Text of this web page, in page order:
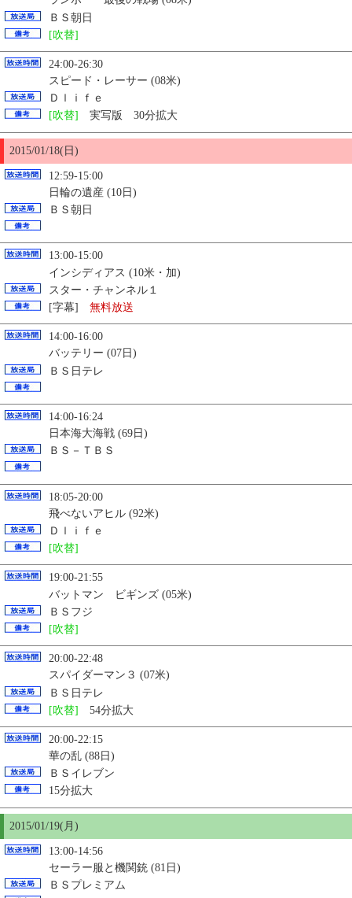
ＢＳ朝日
[吹替]
24:00-26:30
スピード・レーサー (08米)
Ｄｌｉｆｅ
[吹替]
実写版 30分拡大
2015/01/18(日)
12:59-15:00
日輪の遺産 (10日)
ＢＳ朝日
13:00-15:00
インシディアス (10米・加)
スター・チャンネル１
[字幕] 無料放送
14:00-16:00
バッテリー (07日)
ＢＳ日テレ
14:00-16:24
日本海大海戦 (69日)
ＢＳ－ＴＢＳ
18:05-20:00
飛べないアヒル (92米)
Ｄｌｉｆｅ
[吹替]
19:00-21:55
バットマン ビギンズ (05米)
ＢＳフジ
[吹替]
20:00-22:48
スパイダーマン３ (07米)
ＢＳ日テレ
[吹替] 54分拡大
20:00-22:15
華の乱 (88日)
ＢＳイレブン
15分拡大
2015/01/19(月)
13:00-14:56
セーラー服と機関銃 (81日)
ＢＳプレミアム